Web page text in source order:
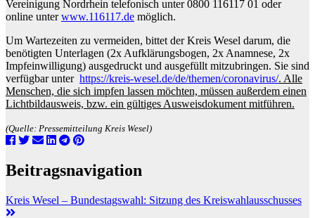
Vereinigung Nordrhein telefonisch unter 0800 116117 01 oder
online unterwww.116117.de möglich.
Um Wartezeiten zu vermeiden, bittet der Kreis Wesel darum, die
benötigten Unterlagen (2x Aufklärungsbogen, 2x Anamnese, 2x
Impfeinwilligung) ausgedruckt und ausgefüllt mitzubringen. Sie sind
verfügbar unter https://kreis-wesel.de/de/themen/coronavirus/. Alle
Menschen, die sich impfen lassen möchten, müssen außerdem einen
Lichtbildausweis, bzw. ein gültiges Ausweisdokument mitführen.
(Quelle: Pressemitteilung Kreis Wesel)
Beitragsnavigation
Kreis Wesel – Bundestagswahl: Sitzung des Kreiswahlausschusses